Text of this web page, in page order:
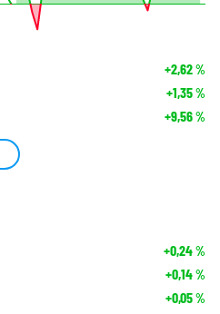
+2,62%
+1,35%
+9,56%
+0,24%
+0,14%
+0,05%